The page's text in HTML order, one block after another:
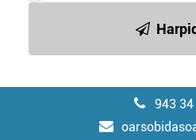
943